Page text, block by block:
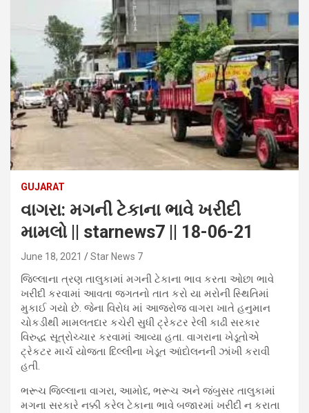
GUJARAT
વાગરા: મગની ટેકાના ભાવે ખરીદી
મામલો || starnews7 || 18-06-21
June 18, 2021 Star News 7
જિલ્લાના ત્રણ તાલુકામાં મગની ટેકાના ભાવ કરતા ઓછા ભાવે
ખરીદી કરવામાં આવતા જગતનો તાત કરો યા મરોની સ્થિતિમાં
મુકાઈ ગયો છે. જેના વિરોધ માં આજરોજ વાગરા ખાતે હનુમાન
ચોકડીથી મામલતદાર કચેરી સુધી ટ્રેકટર રેલી કાઢી સરકાર
વિરુદ્ધ સૂત્રોચ્ચાર કરવામાં આવ્યા હતા. વાગરાના ખેડૂતોએ
ટ્રેકટર માર્ચ યોજતા દિલ્લીના ખેડૂત આંદોલનની ઝાંખી કરાવી
હતી.
ભરૂચ જિલ્લાના વાગરા, આમોદ, ભરૂચ અને જંબુસર તાલુકામાં
મગના સરકારે નક્કી કરેલ ટેકાના ભાવે બજારમાં ખરીદી ન કરાતા